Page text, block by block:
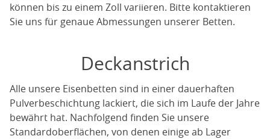
können bis zu einem Zoll variieren. Bitte kontaktieren
Sie uns für genaue Abmessungen unserer Betten.
Deckanstrich
Alle unsere Eisenbetten sind in einer dauerhaften
Pulverbeschichtung lackiert, die sich im Laufe der Jahre
bewährt hat. Nachfolgend finden Sie unsere
Standardoberflächen, von denen einige ab Lager